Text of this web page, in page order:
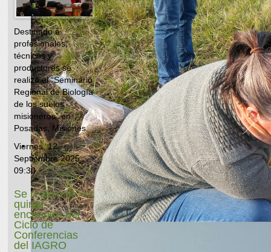
Destinado a
profesionales,
técnicos y
productores se
realizó el “Seminario
Regional de Biología
de los suelos
misioneros” en
Posadas, Misiones.
Viernes, 12
Septiembre 2025
09:30
Se realizó el
quinto
encuentro del
Ciclo de
Conferencias
del IAGRO